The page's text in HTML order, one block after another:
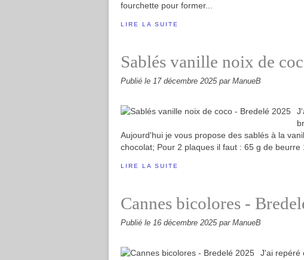
fourchette pour former...
LIRE LA SUITE
Sablés vanille noix de
Publié le 17 décembre 2025 par ManueB
Aujourd'hui je vous propose des sablés à la
chocolat; Pour 2 plaques il faut : 65 g de beurre
LIRE LA SUITE
Cannes bicolores -
Publié le 16 décembre 2025 par ManueB
J'ai repéré